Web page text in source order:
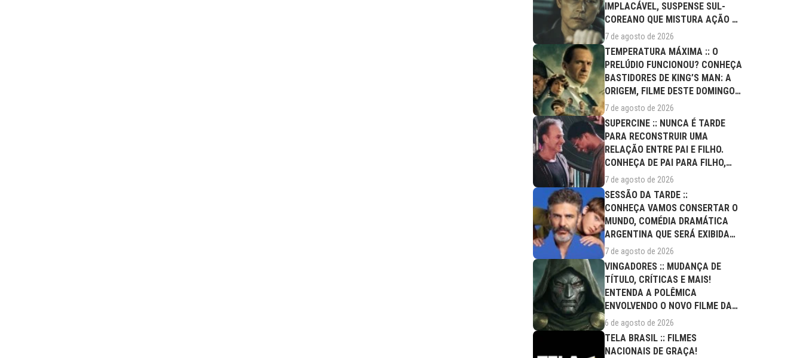
IMPLACÁVEL, SUSPENSE SUL-
COREANO QUE MISTURA AÇÃO E
DRAMA FAMILIAR
7 de agosto de 2026
TEMPERATURA MÁXIMA :: O
PRELÚDIO FUNCIONOU? CONHEÇA
BASTIDORES DE KING’S MAN: A
ORIGEM, FILME DESTE DOMINGO
(09/08)
7 de agosto de 2026
SUPERCINE :: NUNCA É TARDE
PARA RECONSTRUIR UMA
RELAÇÃO ENTRE PAI E FILHO.
CONHEÇA DE PAI PARA FILHO,
FILME DESTE...
7 de agosto de 2026
SESSÃO DA TARDE ::
CONHEÇA VAMOS CONSERTAR O
MUNDO, COMÉDIA DRAMÁTICA
ARGENTINA QUE SERÁ EXIBIDA
NESTA SEXTA (07/08)
7 de agosto de 2026
VINGADORES :: MUDANÇA DE
TÍTULO, CRÍTICAS E MAIS!
ENTENDA A POLÊMICA
ENVOLVENDO O NOVO FILME DA
MARVEL
6 de agosto de 2026
TELA BRASIL :: FILMES
NACIONAIS DE GRAÇA!